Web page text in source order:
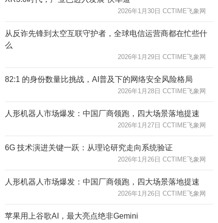
2026年1月30日 CCTIME飞象网
从反诈先锋到太空互联守护者，全球电信运营商都在忙些什
么
2026年1月29日 CCTIME飞象网
82:1 的身份数量比挑战，AI普及下的网络安全风险格局
2026年1月28日 CCTIME飞象网
人形机器人市场爆发：中国厂商领跑，四大场景落地提速
2026年1月27日 CCTIME飞象网
6G 技术演进关键一跃：从理论研究走向系统验证
2026年1月26日 CCTIME飞象网
人形机器人市场爆发：中国厂商领跑，四大场景落地提速
2026年1月26日 CCTIME飞象网
苹果用上谷歌AI，最大亮点绝非Gemini